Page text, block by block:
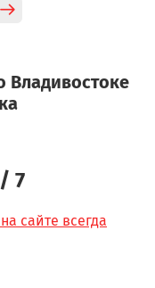
Владивостоке
7
сайте всегда